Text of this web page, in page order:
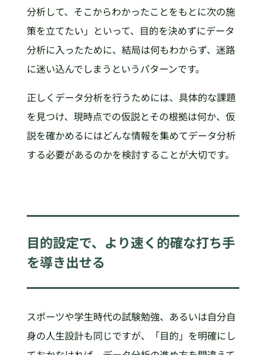
分析して、そこからわかったことをもとに次の施
策を立てたい」といって、目的を決めずにデータ
分析に入ったために、結局は何もわからず、迷路
に迷い込んでしまうというパターンです。
正しくデータ分析を行うためには、具体的な課題
を見つけ、現時点での仮説とその根拠は何か、仮
説を確かめるにはどんな情報を集めてデータ分析
する必要があるのかを検討することが大切です。
目的設定で、より速く的確な打ち手
を導き出せる
スポーツや学生時代の試験勉強、あるいは自分自
身の人生設計も同じですが、「目的」を明確にし